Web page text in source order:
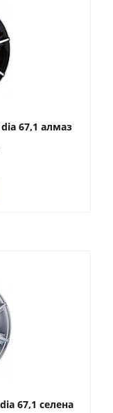
67,1 алмаз
67,1 селена